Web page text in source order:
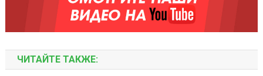
ЧИТАЙТЕ ТАКЖЕ: